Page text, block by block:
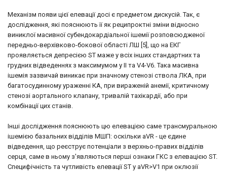
Механізм появи цієї елевації досі є предметом дискусій. Так, є
дослідження, які пояснюють її як реципроктні зміни відносно
виниклої масивної субендокардіальної ішемії розповсюдженої
передньо-верхівково-бокової області ЛШ [5], що на ЕКГ
проявляється депресією ST маже у всіх інших стандартних та
грудних відведеннях з максимумом у ІІ та V4-V6. Така масивна
ішемія зазвичай виникає при значному стенозі ствола ЛКА, при
багатосудинному ураженні КА, при вираженій анемії, критичному
стенозі аортального клапану, тривалій тахікардії, або при
комбінації цих станів.
Інші дослідження пояснюють цю елевацією саме трансмуральною
ішемією базальних відділів МШП: оскільки aVR - це єдине
відведення, що реєструє потенціали з верхньо-правих відділів
серця, саме в ньому з'являються перші ознаки ГКС з елевацією ST.
Специфічність та чутливість елевації ST у aVR>V1 при оклюзії